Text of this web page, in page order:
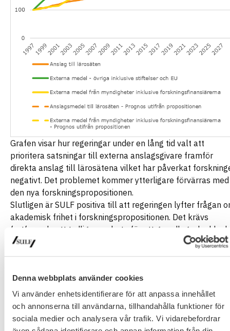
Denna webbplats använder cookies
Vi använder enhetsidentifierare för att anpassa innehållet
och annonserna till användarna, tillhandahålla funktioner för
sociala medier och analysera vår trafik. Vi vidarebefordrar
Grafen visar hur regeringar under en lång tid valt att
prioritera satsningar till externa anslagsgivare framför
direkta anslag till lärosätena vilket har påverkat
negativt. Det problemet kommer ytterligare förvärras med
den nya forskningspropositionen.
Slutligen är SULF positiva till att regeringen lyfter frågan
akademisk frihet i forskningspropositionen. Det krävs
fortfarande ett tydligare arbete för att grundlagsskydda
akademiska friheten och lärosätenas autonomi. Vi hade
hoppats på att Liberalerna skulle ta ett första steg i att
väntan på det är det dock positivt att regeringen jobbar
vidare med akademisk frihet på andra sätt. Regeringen
annonserar två utredningar på området som kan kopplas
akademisk frihet och lärosätes autonomi: en utredning om
skyddet för lärare och forskare samt en utredning som ska